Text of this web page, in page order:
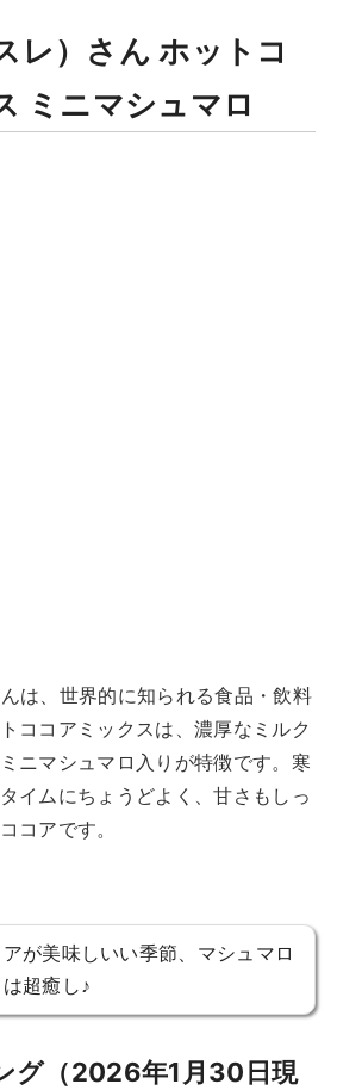
レ）さん ホットコ
ミニマシュマロ
は、世界的に知られる食品・飲料
ココアミックスは、濃厚なミルク
ニマシュマロ入りが特徴です。寒
イムにちょうどよく、甘さもしっ
コアです。
アが美味しいい季節、マシュマロ
超癒し♪
グ（2026年1月30日現